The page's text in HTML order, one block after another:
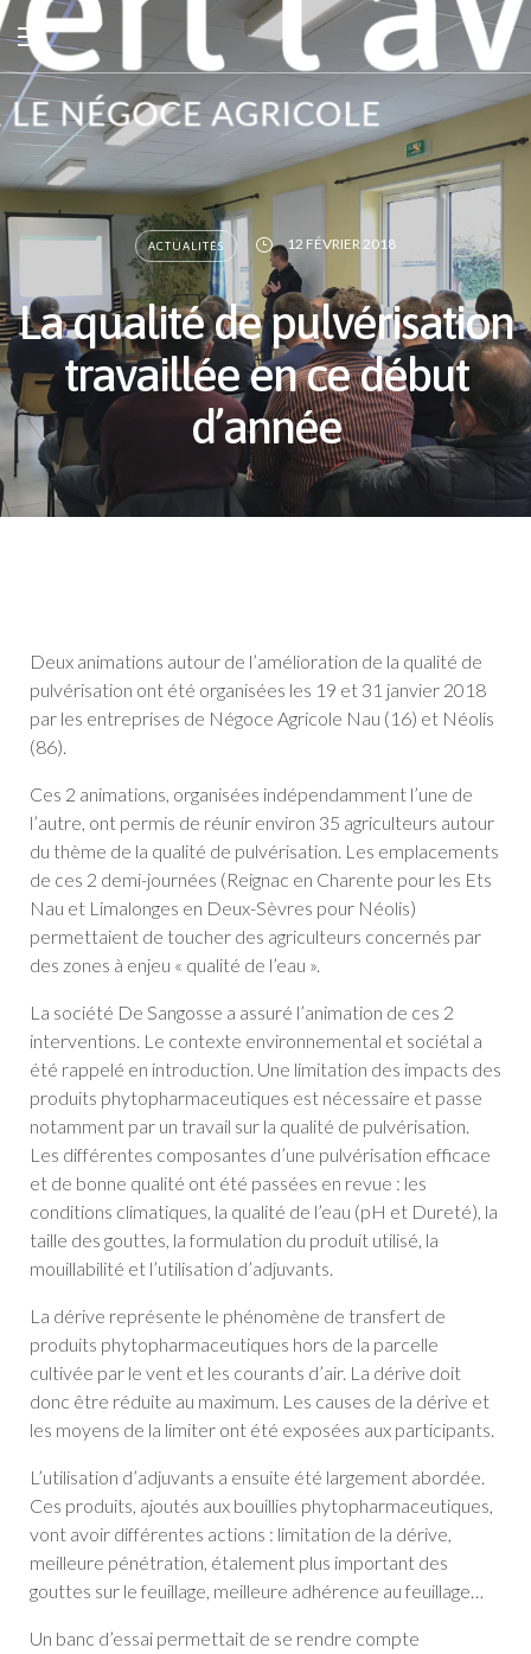
ACTUALITÉS 12 FÉVRIER 2018
La qualité de pulvérisation
travaillée en ce début
d’année
Deux animations autour de l’amélioration de la qualité de
pulvérisation ont été organisées les 19 et 31 janvier 2018
par les entreprises de Négoce Agricole Nau (16) et Néolis
(86).
Ces 2 animations, organisées indépendamment l’une de
l’autre, ont permis de réunir environ 35 agriculteurs autour
du thème de la qualité de pulvérisation. Les emplacements
de ces 2 demi-journées (Reignac en Charente pour les Ets
Nau et Limalonges en Deux-Sèvres pour Néolis)
permettaient de toucher des agriculteurs concernés par
des zones à enjeu « qualité de l’eau ».
La société De Sangosse a assuré l’animation de ces 2
interventions. Le contexte environnemental et sociétal a
été rappelé en introduction. Une limitation des impacts des
produits phytopharmaceutiques est nécessaire et passe
notamment par un travail sur la qualité de pulvérisation.
Les différentes composantes d’une pulvérisation efficace
et de bonne qualité ont été passées en revue : les
conditions climatiques, la qualité de l’eau (pH et Dureté), la
taille des gouttes, la formulation du produit utilisé, la
mouillabilité et l’utilisation d’adjuvants.
La dérive représente le phénomène de transfert de
produits phytopharmaceutiques hors de la parcelle
cultivée par le vent et les courants d’air. La dérive doit
donc être réduite au maximum. Les causes de la dérive et
les moyens de la limiter ont été exposées aux participants.
L’utilisation d’adjuvants a ensuite été largement abordée.
Ces produits, ajoutés aux bouillies phytopharmaceutiques,
vont avoir différentes actions : limitation de la dérive,
meilleure pénétration, étalement plus important des
gouttes sur le feuillage, meilleure adhérence au feuillage…
Un banc d’essai permettait de se rendre compte